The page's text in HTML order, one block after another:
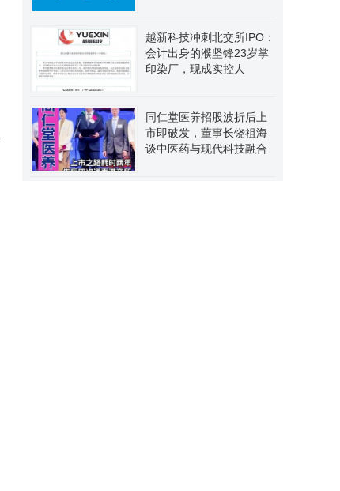
越新科技冲刺北交所IPO：
会计出身的濮坚锋23岁掌
印染厂，现成实控人
同仁堂医养招股波折后上
市即破发，董事长饶祖海
谈中医药与现代科技融合